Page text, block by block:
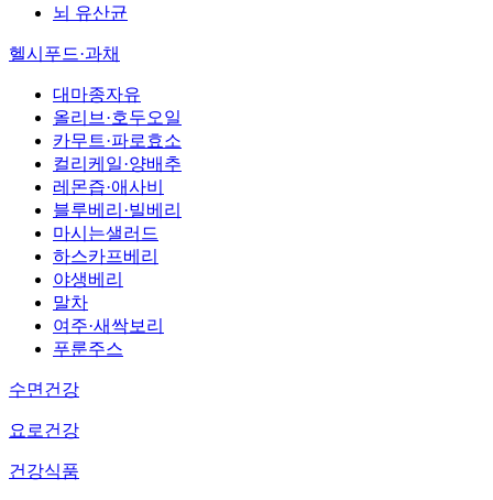
뇌 유산균
헬시푸드·과채
대마종자유
올리브·호두오일
카무트·파로효소
컬리케일·양배추
레몬즙·애사비
블루베리·빌베리
마시는샐러드
하스카프베리
야생베리
말차
여주·새싹보리
푸룬주스
수면건강
요로건강
건강식품